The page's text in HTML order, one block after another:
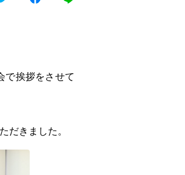
で挨拶をさせて
だきました。